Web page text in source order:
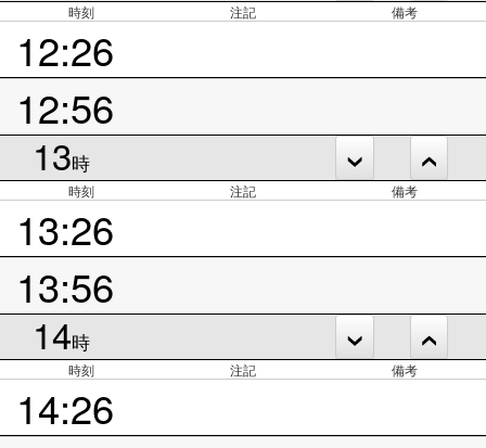
時刻 注記 備考
12:26
12:56
13時
時刻 注記 備考
13:26
13:56
14時
時刻 注記 備考
14:26